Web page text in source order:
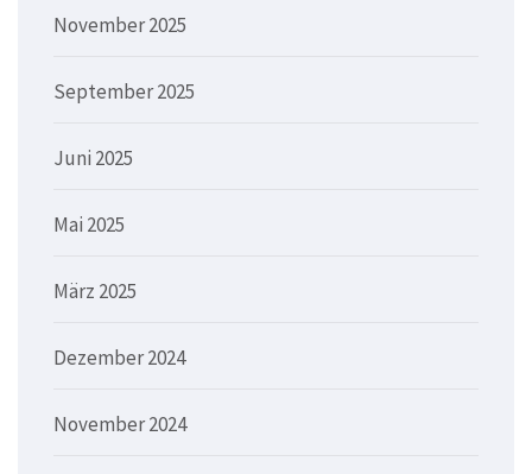
November 2025
September 2025
Juni 2025
Mai 2025
März 2025
Dezember 2024
November 2024